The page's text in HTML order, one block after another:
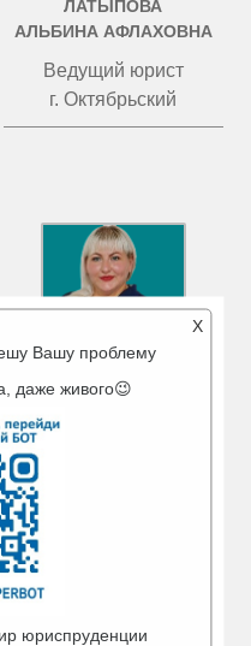
ЛАТЫПОВА
АЛЬБИНА АФЛАХОВНА
Ведущий юрист
г. Октябрьский
ТАТЬЯНА ВАЛЕРЬЕВНА
X
Вашу проблему
даже живого😉
юриспруденции